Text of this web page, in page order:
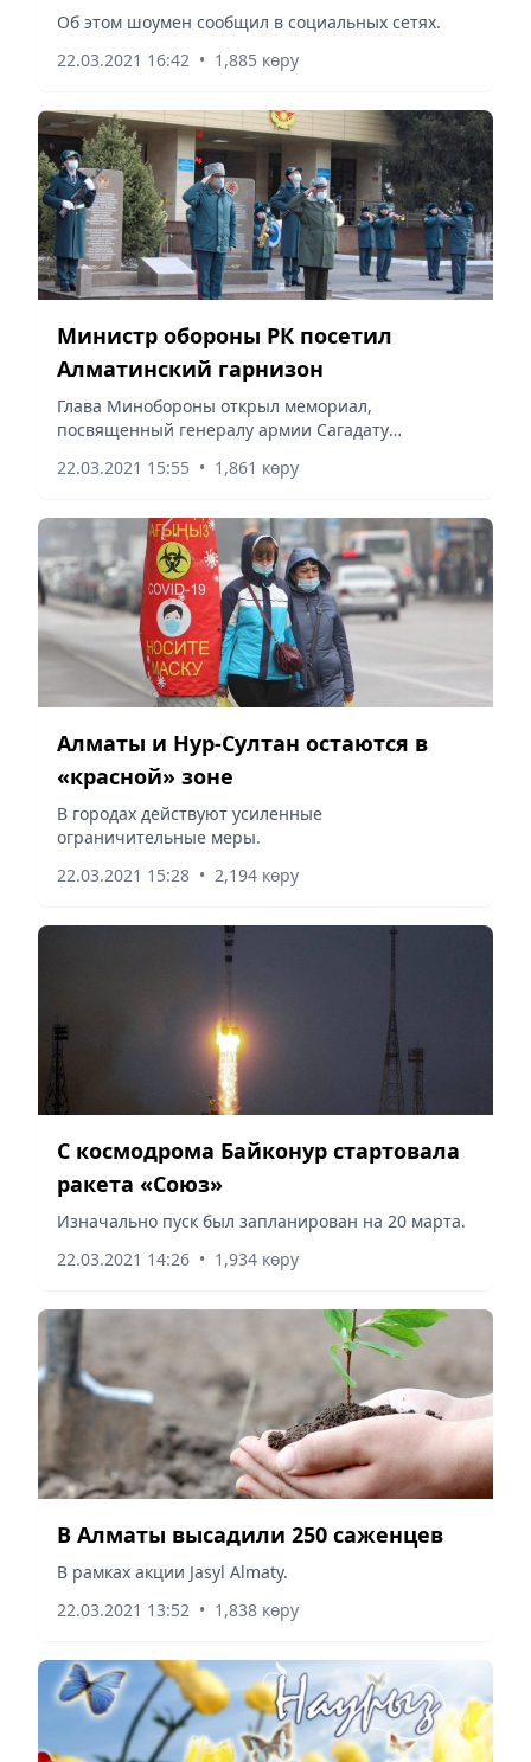
Об этом шоумен сообщил в социальных сетях.
22.03.2021 16:42 • 1,885 көру
Министр обороны РК посетил
Алматинский гарнизон
Глава Минобороны открыл мемориал,
посвященный генералу армии Сагадату
22.03.2021 15:55 • 1,861 көру
Алматы и Нур-Султан остаются в
«красной» зоне
В городах действуют усиленные
ограничительные меры.
22.03.2021 15:28 • 2,194 көру
С космодрома Байконур стартовала
ракета «Союз»
Изначально пуск был запланирован на 20 марта.
22.03.2021 14:26 • 1,934 көру
В Алматы высадили 250 саженцев
В рамках акции Jasyl Almaty.
22.03.2021 13:52 • 1,838 көру